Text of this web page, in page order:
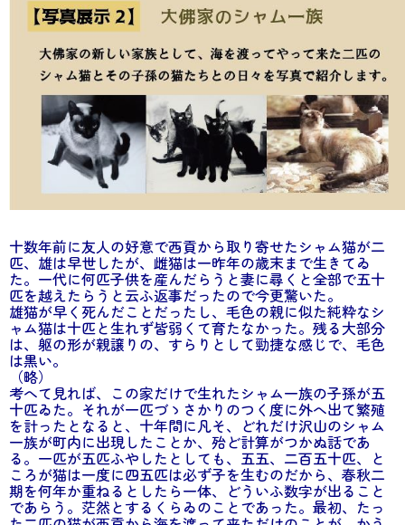
十数年前に友人の好意で西貢から取り寄せたシャム猫が二
匹、雄は早世したが、雌猫は一昨年の歳末まで生きてゐ
た。一代に何匹子供を産んだらうと妻に尋くと全部で五十
匹を越えたらうと云ふ返事だったので今更驚いた。
雄猫が早く死んだことだったし、毛色の親に似た純粋なシ
ャム猫は十匹と生れず皆弱くて育たなかった。残る大部分
は、躯の形が親譲りの、すらりとして勁捷な感じで、毛色
は黒い。
（略）
考へて見れば、この家だけで生れたシャム一族の子孫が五
十匹ゐた。それが一匹づゝさかりのつく度に外へ出て繁殖
を計ったとなると、十年間に凡そ、どれだけ沢山のシャム
一族が町内に出現したことか、殆ど計算がつかぬ話であ
る。一匹が五匹ふやしたとしても、五五、二百五十匹、と
ころが猫は一度に四五匹は必ず子を生むのだから、春秋二
期を何年か重ねるとしたら一体、どういふ数字が出ること
であらう。茫然とするくらゐのことであった。最初、たっ